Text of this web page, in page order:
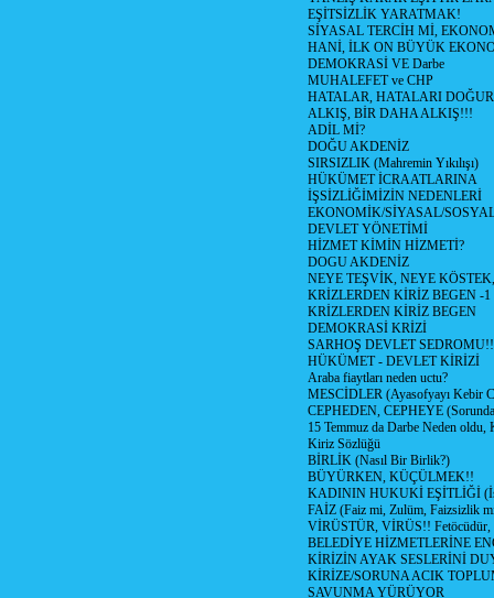
EŞİTSİZLİK YARATMAK!
SİYASAL TERCİH Mİ,
HANİ, İLK ON BÜYÜK
DEMOKRASİ VE Darbe
MUHALEFET ve CHP
HATALAR, HATALARI
ALKIŞ, BİR DAHA ALKIŞ!!!
ADİL Mİ?
DOĞU AKDENİZ
SIRSIZLIK (Mahremin Yıkılışı)
HÜKÜMET İCRAATLARINA
İŞSİZLİĞİMİZİN NEDENLERİ
EKONOMİK/SİYASAL/
DEVLET YÖNETİMİ
HİZMET KİMİN HİZMETİ?
DOGU AKDENİZ
NEYE TEŞVİK, NEYE
KRİZLERDEN KİRİZ BEGEN -1
KRİZLERDEN KİRİZ BEGEN
DEMOKRASİ KRİZİ
SARHOŞ DEVLET SEDROMU!!
HÜKÜMET - DEVLET KİRİZİ
Araba fiaytları neden uctu?
MESCİDLER (Ayasofyayı Kebir
CEPHEDEN, CEPHEYE
15 Temmuz da Darbe Neden oldu,
Kiriz Sözlüğü
BİRLİK (Nasıl Bir Birlik?)
BÜYÜRKEN, KÜÇÜLMEK!!
KADININ HUKUKİ EŞİTLİĞİ
FAİZ (Faiz mi, Zulüm, Faizsizlik
VİRÜSTÜR, VİRÜS!! Fetöcüdür,
BELEDİYE HİZMETLERİNE
KİRİZİN AYAK SESLERİNİ
KİRİZE/SORUNA ACIK
SAVUNMA YÜRÜYOR